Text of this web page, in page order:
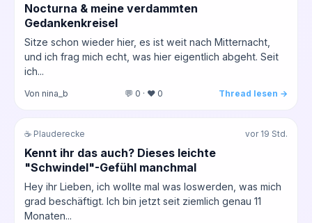
Nocturna & meine verdammten
Gedankenkreisel
Sitze schon wieder hier, es ist weit nach Mitternacht,
und ich frag mich echt, was hier eigentlich abgeht. Seit
ich...
Von nina_b 💬 0 · ❤️ 0 Thread lesen →
☕ Plauderecke vor 19 Std.
Kennt ihr das auch? Dieses leichte
"Schwindel"-Gefühl manchmal
Hey ihr Lieben, ich wollte mal was loswerden, was mich
grad beschäftigt. Ich bin jetzt seit ziemlich genau 11
Monaten...